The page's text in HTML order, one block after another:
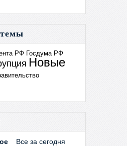
РФ Госдума РФ
Новые
Все за сегодня